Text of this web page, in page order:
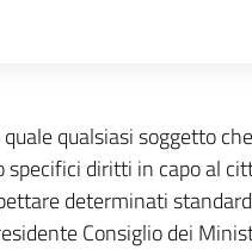
qualsiasi soggetto
diritti in capo al
determinati
Consiglio dei